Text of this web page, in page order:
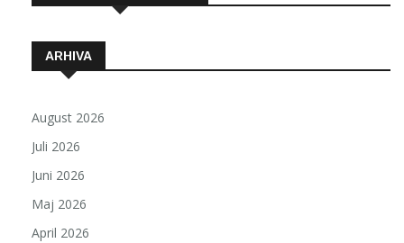
ARHIVA
August 2026
Juli 2026
Juni 2026
Maj 2026
April 2026